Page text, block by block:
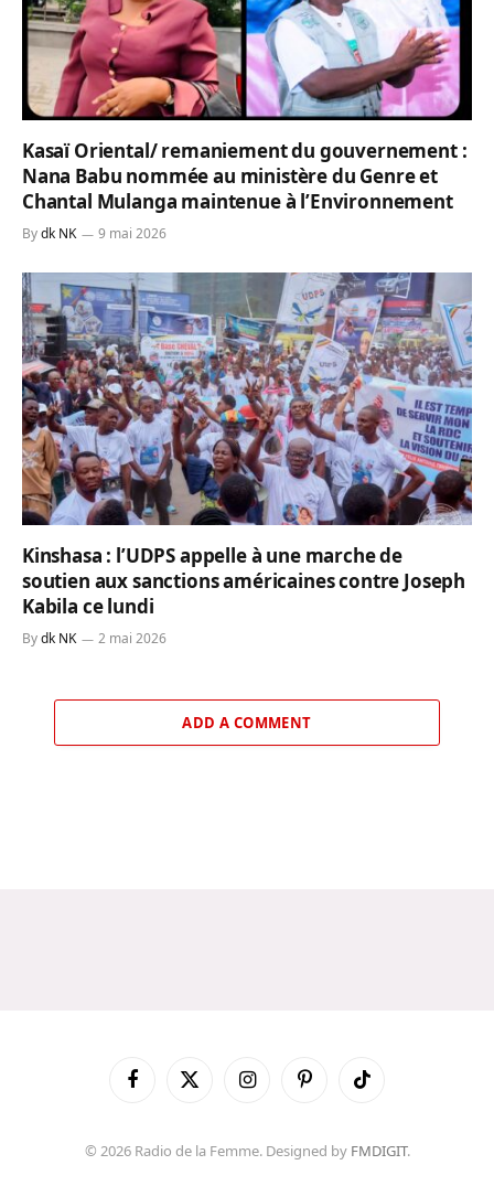
Kasaï Oriental/ remaniement du gouvernement :
Nana Babu nommée au ministère du Genre et
Chantal Mulanga maintenue à l’Environnement
Bydk NK 9 mai 2026
Kinshasa : l’UDPS appelle à une marche de
soutien aux sanctions américaines contre Joseph
Kabila ce lundi
Bydk NK 2 mai 2026
ADD A COMMENT
FacebookX
InstagramPinterestTikTok
© 2026 Radio de la Femme. Designed by FMDIGIT.